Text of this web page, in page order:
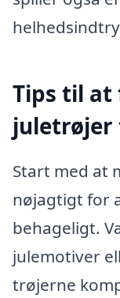
Tips til at
Start med at
nøjagtigt for
behageligt.
julemotiver
trøjerne